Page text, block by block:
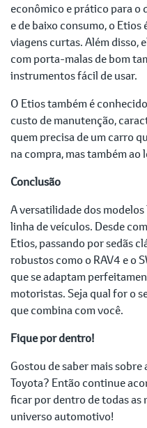
econômico e prático para o
e de baixo consumo, o
viagens curtas. Além disso,
com porta-malas de bom
instrumentos fácil de usar.
O Etios também é
custo de manutenção,
quem precisa de um carro
na compra, mas também
Conclusão
A versatilidade dos
linha de veículos. Desde
Etios, passando por sedãs
robustos como o RAV4 e o
que se adaptam
motoristas. Seja qual for o
que combina com você.
Fique por dentro!
Gostou de saber mais
Toyota? Então continue
ficar por dentro de todas as
universo automotivo!